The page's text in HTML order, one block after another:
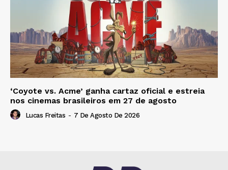
‘Coyote vs. Acme’ ganha cartaz oficial e estreia
nos cinemas brasileiros em 27 de agosto
Lucas Freitas - 7 De Agosto De 2026